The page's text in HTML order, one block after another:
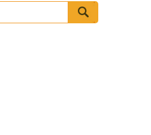
Pesquisar
por: